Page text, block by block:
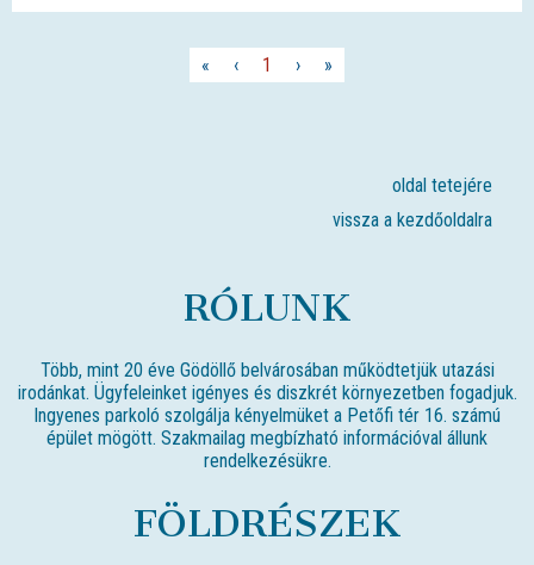
« ‹ 1 › »
oldal tetejére
vissza a kezdőoldalra
RÓLUNK
Több, mint 20 éve Gödöllő belvárosában működtetjük utazási
irodánkat. Ügyfeleinket igényes és diszkrét környezetben fogadjuk.
Ingyenes parkoló szolgálja kényelmüket a Petőfi tér 16. számú
épület mögött. Szakmailag megbízható információval állunk
rendelkezésükre.
FÖLDRÉSZEK